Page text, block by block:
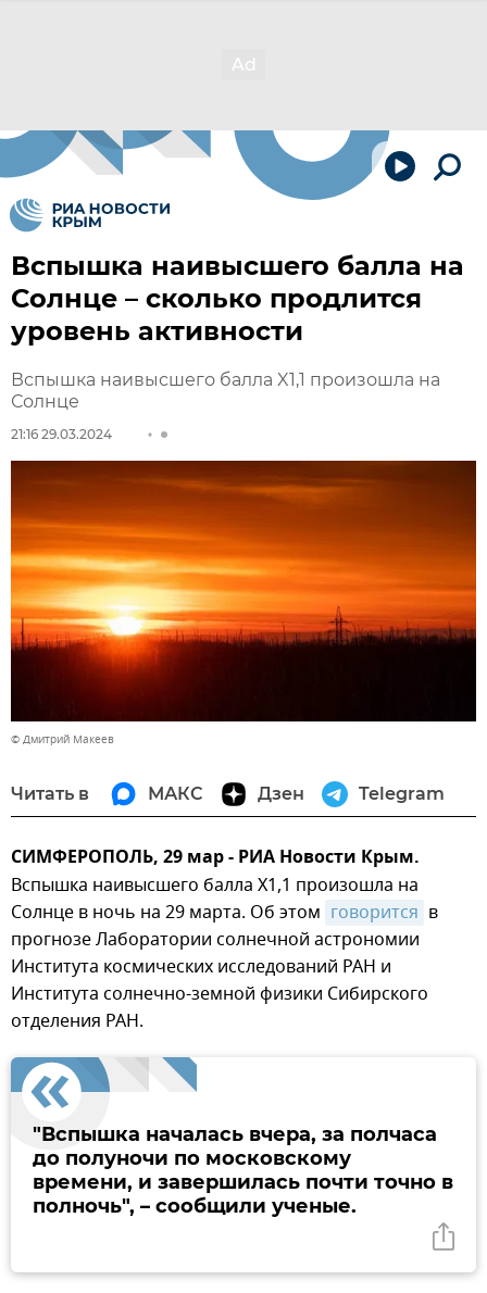
Вспышка наивысшего балла на
Солнце – сколько продлится
уровень активности
Вспышка наивысшего балла X1,1 произошла на
Солнце
21:16 29.03.2024
© Дмитрий Макеев
Читать в МАКС Дзен Telegram
СИМФЕРОПОЛЬ, 29 мар - РИА Новости Крым.
Вспышка наивысшего балла X1,1 произошла на
Солнце в ночь на 29 марта. Об этом говорится в
прогнозе Лаборатории солнечной астрономии
Института космических исследований РАН и
Института солнечно-земной физики Сибирского
отделения РАН.
"Вспышка началась вчера, за полчаса
до полуночи по московскому
времени, и завершилась почти точно в
полночь", – сообщили ученые.